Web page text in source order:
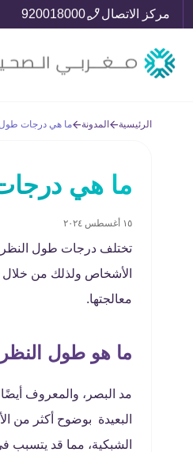
مركز الاتصال 920018000
الرئيسية المدونة ما هي درجات طول
ما هي
١٥ أغسطس ٢٠٢٤
تختلف درجات طول
الأشخاص ولذلك من
معالجتها.
ما هو طول النظر
مد البصر، والمعروف
البعيدة بوضوح أكثر من
الشبكية، مما قد